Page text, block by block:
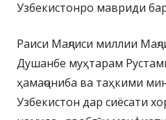
Узбекистонро мавриди
Раиси Маҷлиси миллии
Душанбе муҳтарам
ҳамаҷониба ва таҳкими
Узбекистон дар сиёсати